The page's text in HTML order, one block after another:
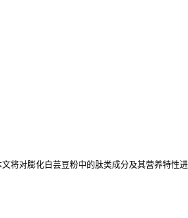
将对膨化白芸豆粉中的肽类成分及其营养特性进